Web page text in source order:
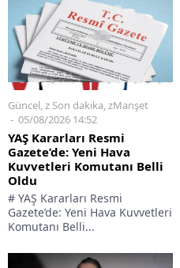
Güncel,z Son dakika,zManşet
05/08/2026 14:52
YAŞ Kararları Resmi
Gazete’de: Yeni Hava
Kuvvetleri Komutanı Belli
Oldu
# YAŞ Kararları Resmi
Gazete’de: Yeni Hava Kuvvetleri
Komutanı Belli...